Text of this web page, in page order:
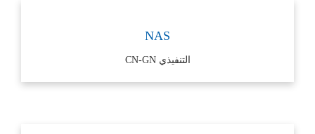
NAS
التنفيذي CN-GN